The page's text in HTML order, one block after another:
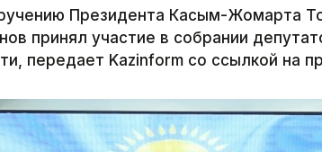
Президента Касым-Жомарта
принял участие в собрании
передает Kazinform со ссылкой на